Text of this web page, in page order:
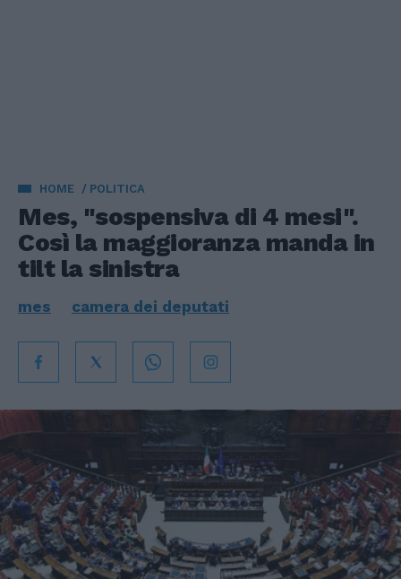
HOME POLITICA
Mes, "sospensiva di 4 mesi".
Così la maggioranza manda in
tilt la sinistra
mes camera dei deputati